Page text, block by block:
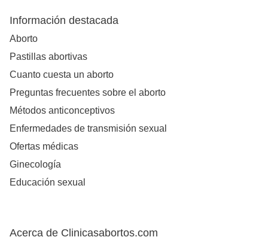
Información destacada
Aborto
Pastillas abortivas
Cuanto cuesta un aborto
Preguntas frecuentes sobre el aborto
Métodos anticonceptivos
Enfermedades de transmisión sexual
Ofertas médicas
Ginecología
Educación sexual
Acerca de Clinicasabortos.com